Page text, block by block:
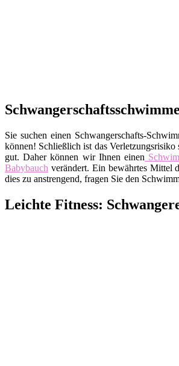
Sie suchen einen Schwangerschafts-
können! Schließlich ist das
gut. Daher können wir Ihnen einen
Babybauch verändert. Ein bewährtes Mittel
dies zu anstrengend, fragen Sie den
Leichte Fitness: